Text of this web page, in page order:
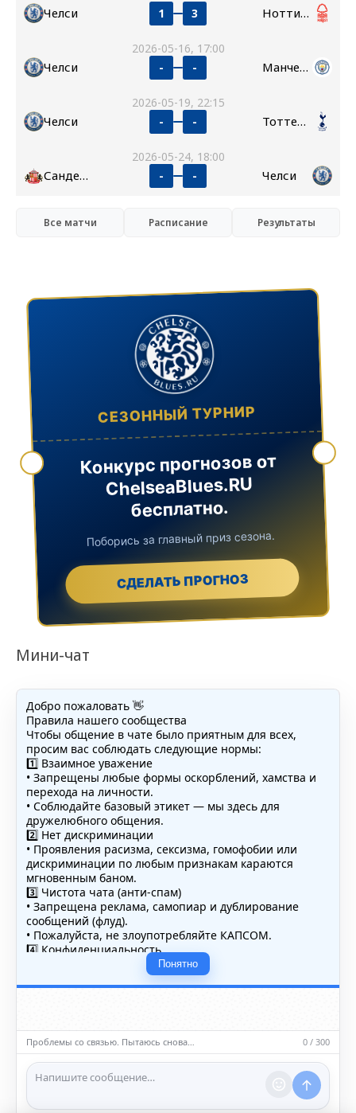
Челси 1 3 Ноттингем Форест
2026-05-16, 17:00
Челси - - Манчестер Сити
2026-05-19, 22:15
Челси - - Тоттенхэм
2026-05-24, 18:00
Сандерленд - - Челси
Все матчи Расписание Результаты
СЕЗОННЫЙ ТУРНИР
Конкурс прогнозов от
ChelseaBlues.RU
бесплатно.
Поборись за главный приз сезона.
СДЕЛАТЬ ПРОГНОЗ
Мини-чат
Добро пожаловать 👋
Правила нашего сообщества
Чтобы общение в чате было приятным для всех,
просим вас соблюдать следующие нормы:
1️⃣ Взаимное уважение
• Запрещены любые формы оскорблений, хамства и
перехода на личности.
• Соблюдайте базовый этикет — мы здесь для
дружелюбного общения.
2️⃣ Нет дискриминации
• Проявления расизма, сексизма, гомофобии или
дискриминации по любым признакам караются
мгновенным баном.
3️⃣ Чистота чата (анти-спам)
• Запрещена реклама, самопиар и дублирование
сообщений (флуд).
• Пожалуйста, не злоупотребляйте КАПСОМ.
4️⃣ Конфиденциальность
• Не публикуйте личные данные — свои или чужие
(телефоны, адреса, документы).
5️⃣ Уместность контента
насилию.
ℹ️ Модераторы и администраторы вправе удалять
сообщения и ограничивать доступ к чату при
нарушении правил.
Понятно
Проблемы со связью. Пытаюсь снова… 0 / 300